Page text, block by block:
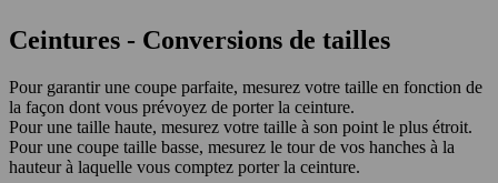
Ceintures - Conversions de tailles
Pour garantir une coupe parfaite, mesurez votre taille en fonction de
la façon dont vous prévoyez de porter la ceinture.
Pour une taille haute, mesurez votre taille à son point le plus étroit.
Pour une coupe taille basse, mesurez le tour de vos hanches à la
hauteur à laquelle vous comptez porter la ceinture.